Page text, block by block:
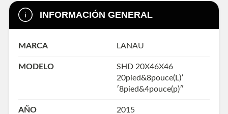
INFORMACIÓN GENERAL
MARCA LANAU
MODELO
SHD 20X46X46
20pied&8pouce(L)′
′8pied&4pouce(p)″
AÑO 2015